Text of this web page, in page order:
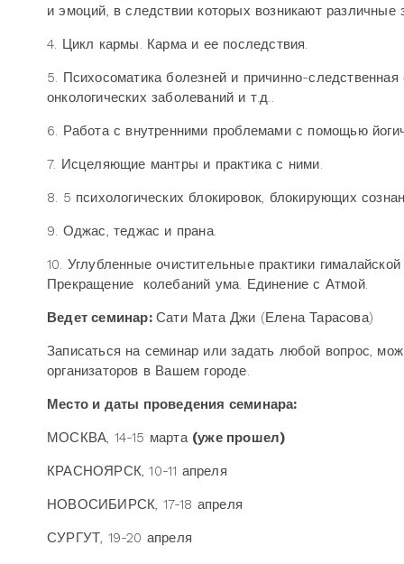
и эмоций, в следствии которых возникают различные
4. Цикл кармы. Карма и ее последствия.
5. Психосоматика болезней и причинно-
онкологических заболеваний и т.д..
6. Работа с внутренними проблемами с помощью
7. Исцеляющие мантры и практика с ними.
8. 5 психологических блокировок, блокирующих
9. Оджас, теджас и прана.
10. Углубленные очистительные практики
Прекращение колебаний ума. Единение с Атмой.
Ведет семинар:Сати Мата Джи (Елена Тарасова)
Записаться на семинар или задать любой вопрос,
организаторов в Вашем городе.
Место и даты проведения семинара:
МОСКВА, 14-15 марта (уже прошел)
КРАСНОЯРСК, 10-11 апреля
НОВОСИБИРСК, 17-18 апреля
СУРГУТ, 19-20 апреля